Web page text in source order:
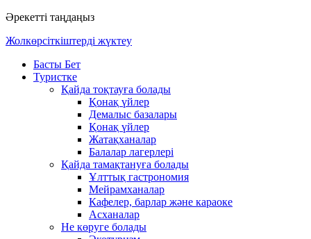
Әрекетті таңдаңыз
Жолкөрсіткіштерді жүктеу
Басты Бет
Туристке
Қайда тоқтауға болады
Қонақ үйлер
Демалыс базалары
Қонақ үйлер
Жатақханалар
Балалар лагерлері
Қайда тамақтануға болады
Ұлттық гастрономия
Мейрамханалар
Кафелер, барлар және караоке
Асханалар
Не көруге болады